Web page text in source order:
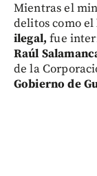
Mientras el
delitos como el
ilegal, fue
Raúl
de la
Gobierno de